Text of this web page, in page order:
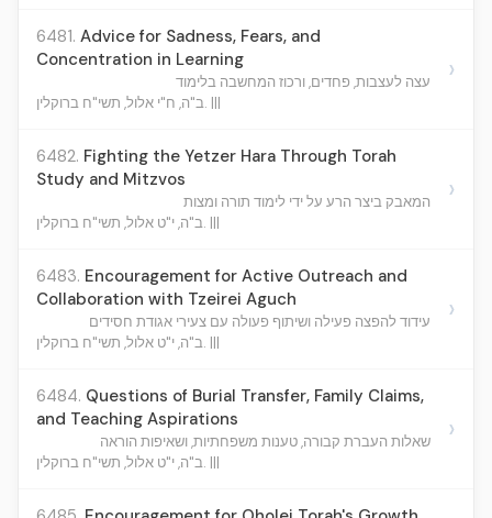
6481. Advice for Sadness, Fears, and
Concentration in Learning
עצה לעצבות, פחדים, ורכוז המחשבה בלימוד
ב"ה, ח"י אלול, תשי"ח ברוקלין. |||
›
6482. Fighting the Yetzer Hara Through Torah
Study and Mitzvos
המאבק ביצר הרע על ידי לימוד תורה ומצות
ב"ה, י"ט אלול, תשי"ח ברוקלין. |||
›
6483. Encouragement for Active Outreach and
Collaboration with Tzeirei Aguch
עידוד להפצה פעילה ושיתוף פעולה עם צעירי אגודת חסידים
ב"ה, י"ט אלול, תשי"ח ברוקלין. |||
›
6484. Questions of Burial Transfer, Family Claims,
and Teaching Aspirations
שאלות העברת קבורה, טענות משפחתיות, ושאיפות הוראה
ב"ה, י"ט אלול, תשי"ח ברוקלין. |||
›